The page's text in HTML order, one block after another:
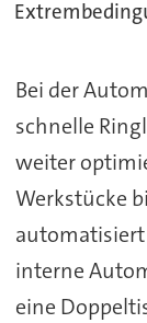
Bei der
schnelle
weiter
Werkstücke
automatisiert
interne
eine